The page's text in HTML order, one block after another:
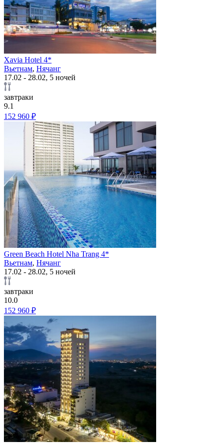
Xavia Hotel 4*
Вьетнам, Нячанг
17.02 - 28.02, 5 ночей
завтраки
9.1
152 960 ₽
Green Beach Hotel Nha Trang 4*
Вьетнам, Нячанг
17.02 - 28.02, 5 ночей
завтраки
10.0
152 960 ₽